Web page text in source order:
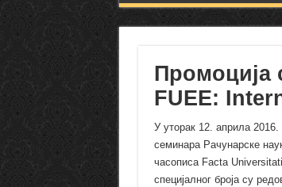
Промоција
FUEE:
У уторак 12. априла
семинара Рачунарске
часописа Facta
специјалног броја су